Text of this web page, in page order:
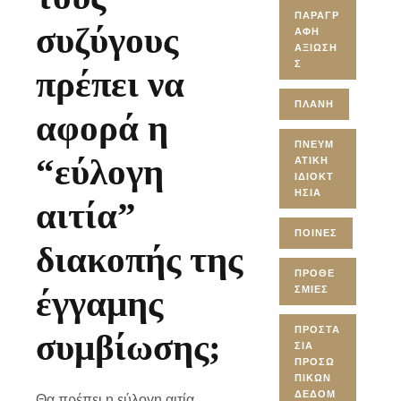
συζύγους
πρέπει να
αφορά η
“εύλογη
αιτία”
διακοπής της
έγγαμης
συμβίωσης;
ΠΑΡΑΓΡ
ΑΦΉ
ΑΞΊΩΣΗ
Σ
ΠΛΆΝΗ
ΠΝΕΥΜ
ΑΤΙΚΉ
ΙΔΙΟΚΤ
ΗΣΊΑ
ΠΟΙΝΈΣ
ΠΡΟΘΕ
ΣΜΊΕΣ
ΠΡΟΣΤΑ
ΣΊΑ
ΠΡΟΣΩ
ΠΙΚΏΝ
ΔΕΔΟΜ